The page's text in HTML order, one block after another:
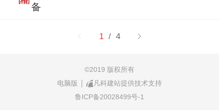
备
1 / 4
©2019 版权所有
电脑版
凡科建站提供技术支持
鲁ICP备20028499号-1